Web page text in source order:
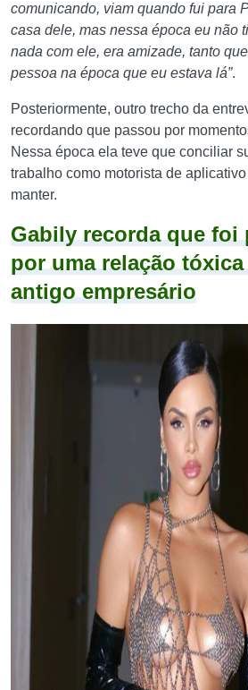
comunicando, viam quando fui para
casa dele, mas nessa época eu não
nada com ele, era amizade, tanto
pessoa na época que eu estava lá”.
Posteriormente, outro trecho da
recordando que passou por
Nessa época ela teve que conciliar
trabalho como motorista de
manter.
Gabily recorda que foi
por uma relação
antigo empresário